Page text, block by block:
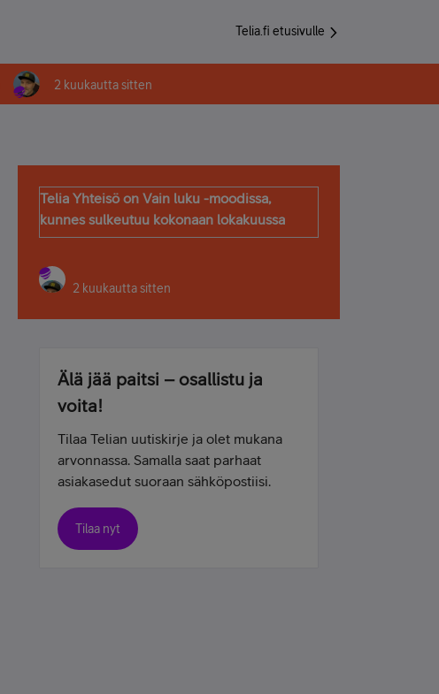
Telia.fi etusivulle
2 kuukautta sitten
Telia Yhteisö on Vain luku -moodissa,
kunnes sulkeutuu kokonaan lokakuussa
2 kuukautta sitten
Älä jää paitsi – osallistu ja
voita!
Tilaa Telian uutiskirje ja olet mukana
arvonnassa. Samalla saat parhaat
asiakasedut suoraan sähköpostiisi.
Tilaa nyt